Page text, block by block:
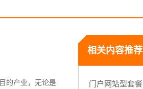
赋能线下门店，线上线下一
的产业，无论是
相关内容推荐
门户网站型套